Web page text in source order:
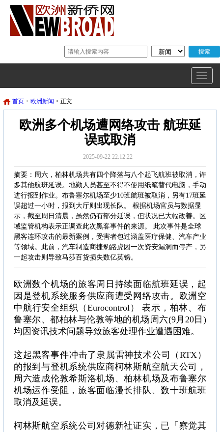
首页 > 欧洲新闻 > 正文
欧洲多个机场遭网络攻击 航班延
误或取消
2025-09-22 22:12:22
摘要：周六，柏林机场共有四个降落与八个起飞航班被取消，许
多其他航班延误。地勤人员甚至不得不使用纸笔替代电脑，手动
进行报到作业。布鲁塞尔机场至少10班航班被取消，另有17班延
误超过一小时，报到大厅则出现长队。 根据机场官员与数据显
示，截至周日清晨，虽然仍有部分延误，但状况已大幅改善。区
域监管机构表示正调查此次黑客事件的来源。 此次事件是全球
黑客连环攻击的最新案例，受害者包过涵盖医疗保健、汽车产业
等领域。此前，汽车制造商捷豹路虎因一次资安漏洞而停产，另
一起攻击则导致马莎百货损失数亿英镑。
欧洲数个机场的旅客周日持续面临航班延误，起
因是登机系统服务供应商遭受网络攻击。欧洲空
中航行安全组织（Eurocontrol） 表示，柏林、布
鲁塞尔、都柏林与伦敦等地的机场周六(9月20日)
均因资讯技术问题导致旅客处理作业遭遇困难。
这起黑客事件冲击了隶属雷神技术公司（RTX）
的报到与登机系统供应商柯林斯航空航天公司，
周六造成伦敦希斯洛机场、柏林机场及布鲁塞尔
机场运作受阻，旅客面临漫长排队、数十班航班
取消及延误。
柯林斯航空系统公司对德新社证实，已「察觉其